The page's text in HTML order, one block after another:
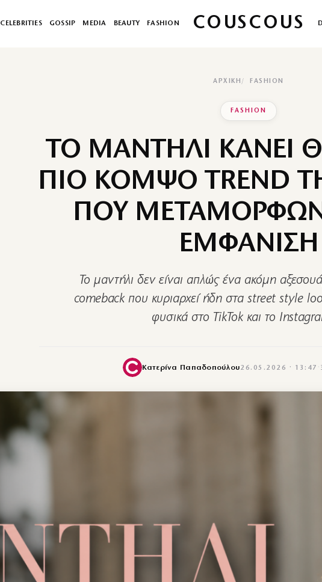
CELEBRITIES GOSSIP MEDIA BEAUTY FASHION COUSCOUS
ΑΡΧΙΚΉ FASHION
FASHION
ΤΟ ΜΑΝΤΗΛΙ ΚΑΝΕΙ
ΠΙΟ ΚΟΜΨΟ TREND
ΠΟΥ
ΕΜΦΑΝΙΣΗ
Το μαντήλι δεν είναι απλώς ένα ακόμη
comeback που κυριαρχεί ήδη στα street style
φυσικά στο TikTok και το
Κατερίνα Παπαδοπούλου26.05.2026 · 13:47 ·